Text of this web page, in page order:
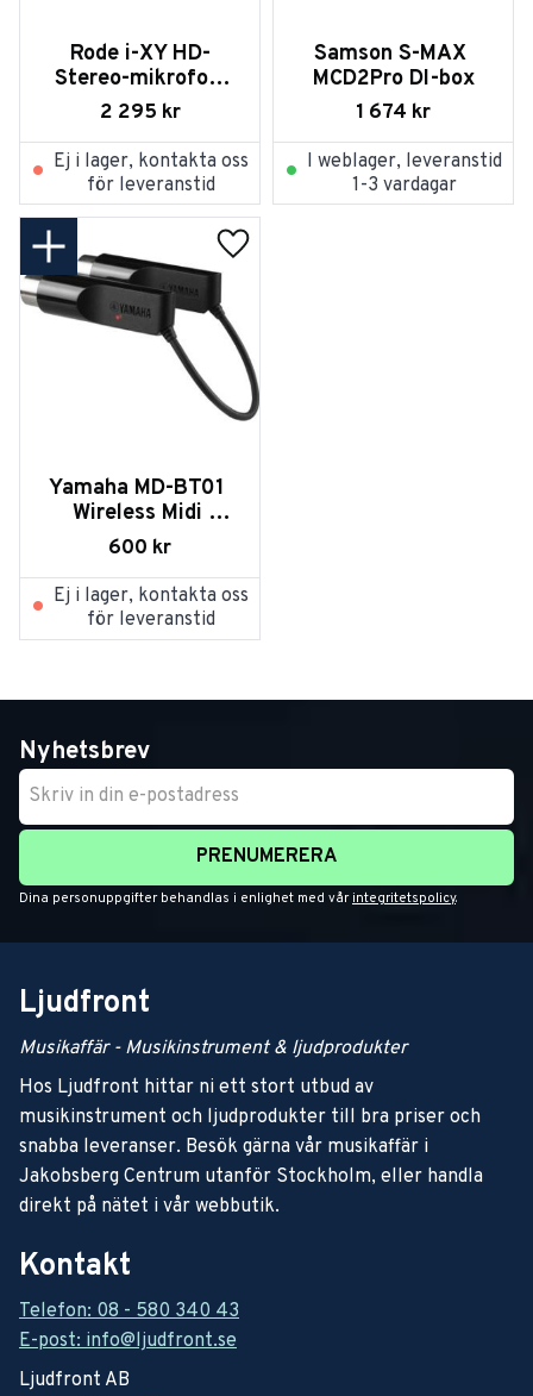
Rode i-XY HD-
Stereo-mikrofon
för iPhone
2 295 kr
Ej i lager, kontakta oss
för leveranstid
Samson S-MAX
MCD2Pro DI-box
1 674 kr
I weblager, leveranstid
1-3 vardagar
Yamaha MD-BT01
Wireless Midi
Adapter
600 kr
Lägg till i favoriter
Ej i lager, kontakta oss
för leveranstid
Nyhetsbrev
PRENUMERERA
Dina personuppgifter behandlas i enlighet med vår integritetspolicy.
Ljudfront
Musikaffär - Musikinstrument & ljudprodukter
Hos Ljudfront hittar ni ett stort utbud av
musikinstrument och ljudprodukter till bra priser och
snabba leveranser. Besök gärna vår musikaffär i
Jakobsberg Centrum utanför Stockholm, eller handla
direkt på nätet i vår webbutik.
Kontakt
Telefon: 08 - 580 340 43
E-post: info@ljudfront.se
Ljudfront AB